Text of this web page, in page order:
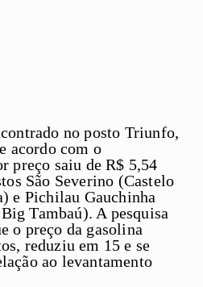
no posto Triunfo,
acordo com o
preço saiu de R$ 5,54
São Severino (Castelo
e Pichilau Gauchinha
Tambaú). A pesquisa
o preço da gasolina
reduziu em 15 e se
ao levantamento